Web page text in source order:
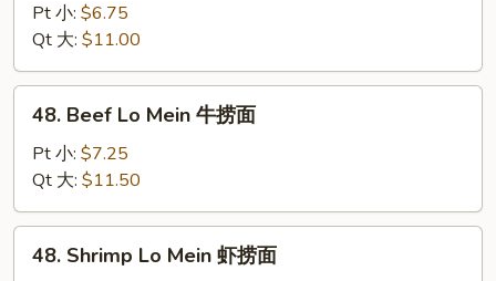
Mein
鸡
捞
Pt 小: $6.75
Qt 大: $11.00
Beef
Mein
牛
捞
48. Beef Lo Mein 牛捞面
Pt 小: $7.25
Qt 大: $11.50
Shrimp
48. Shrimp Lo Mein 虾捞面